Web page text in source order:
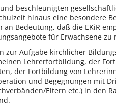
beschleunigten
hinaus eine besondere
an Bedeutung, daß die EKiR
für Erwachsene zu
zur Aufgabe kirchlicher
Lehrerfortbildung, der
der Fortbildung von
und Begegnungen mit
Eltern etc.) in den